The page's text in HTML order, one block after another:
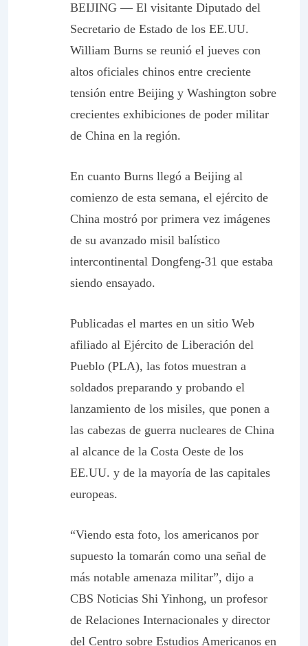
BEIJING — El visitante Diputado del
Secretario de Estado de los EE.UU.
William Burns se reunió el jueves con
altos oficiales chinos entre creciente
tensión entre Beijing y Washington sobre
crecientes exhibiciones de poder militar
de China en la región.
En cuanto Burns llegó a Beijing al
comienzo de esta semana, el ejército de
China mostró por primera vez imágenes
de su avanzado misil balístico
intercontinental Dongfeng-31 que estaba
siendo ensayado.
Publicadas el martes en un sitio Web
afiliado al Ejército de Liberación del
Pueblo (PLA), las fotos muestran a
soldados preparando y probando el
lanzamiento de los misiles, que ponen a
las cabezas de guerra nucleares de China
al alcance de la Costa Oeste de los
EE.UU. y de la mayoría de las capitales
europeas.
“Viendo esta foto, los americanos por
supuesto la tomarán como una señal de
más notable amenaza militar”, dijo a
CBS Noticias Shi Yinhong, un profesor
de Relaciones Internacionales y director
del Centro sobre Estudios Americanos en